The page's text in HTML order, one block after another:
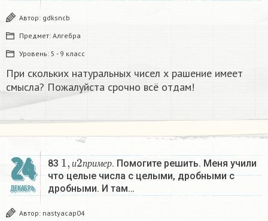
Автор: gdksncb
Предмет: Алгебра
Уровень: 5 - 9 класс
При скольких натуральных чисел х рашение имеет
смысла? Пожалуйста срочно всё отдам!
24
ДЕКАБРЬ
83 и пр име р
1,и2п ример
. Помогите решить. Меня учили
что целые числа с целыми, дробными с
дробными. И там…
Автор: nastyacap04